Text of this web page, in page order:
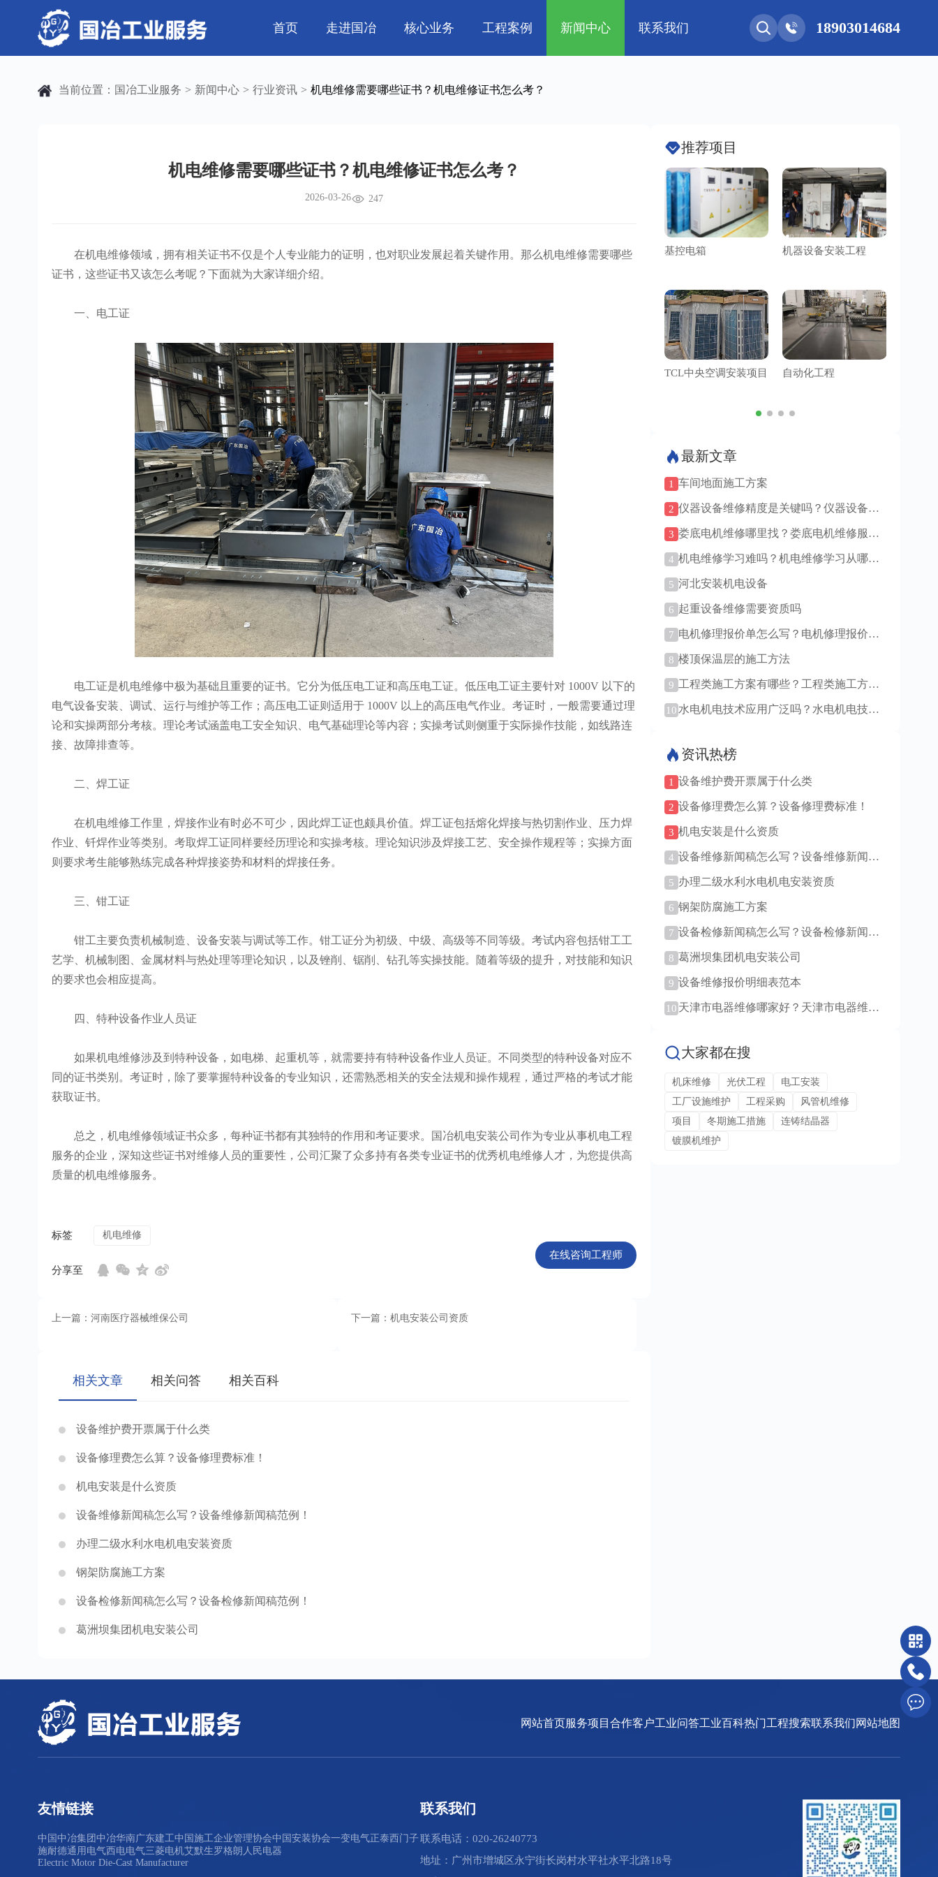
首页 走进国冶
公司简介 发展历程 企业文化 资质荣誉
核心业务
电气工程 钢结构工程 管道工程 环保工程
工程案例
芯片 • 半导体 人工智能 • 机器人 航天 • 低空
新闻中心
公司动态 行业资讯 工程技巧 机电知识
联系我们 18903014684
当前位置： 国冶工业服务 > 新闻中心 > 行业资讯 > 机电维修需要哪些证书？机电维修证书怎么考？
机电维修需要哪些证书？机电维修证书怎么考？
2026-03-26 247
在机电维修领域，拥有相关证书不仅是个人专业能力的证明，也对职业发展起着关键作用。那么机电维修需要哪些
证书，这些证书又该怎么考呢？下面就为大家详细介绍。
一、电工证
电工证是机电维修中极为基础且重要的证书。它分为低压电工证和高压电工证。低压电工证主要针对 1000V 以下的
电气设备安装、调试、运行与维护等工作；高压电工证则适用于 1000V 以上的高压电气作业。考证时，一般需要通过理
论和实操两部分考核。理论考试涵盖电工安全知识、电气基础理论等内容；实操考试则侧重于实际操作技能，如线路连
接、故障排查等。
二、焊工证
在机电维修工作里，焊接作业有时必不可少，因此焊工证也颇具价值。焊工证包括熔化焊接与热切割作业、压力焊
作业、钎焊作业等类别。考取焊工证同样要经历理论和实操考核。理论知识涉及焊接工艺、安全操作规程等；实操方面
则要求考生能够熟练完成各种焊接姿势和材料的焊接任务。
三、钳工证
钳工主要负责机械制造、设备安装与调试等工作。钳工证分为初级、中级、高级等不同等级。考试内容包括钳工工
艺学、机械制图、金属材料与热处理等理论知识，以及锉削、锯削、钻孔等实操技能。随着等级的提升，对技能和知识
的要求也会相应提高。
四、特种设备作业人员证
如果机电维修涉及到特种设备，如电梯、起重机等，就需要持有特种设备作业人员证。不同类型的特种设备对应不
同的证书类别。考证时，除了要掌握特种设备的专业知识，还需熟悉相关的安全法规和操作规程，通过严格的考试才能
获取证书。
总之，机电维修领域证书众多，每种证书都有其独特的作用和考证要求。国冶机电安装公司作为专业从事机电工程
服务的企业，深知这些证书对维修人员的重要性，公司汇聚了众多持有各类专业证书的优秀机电维修人才，为您提供高
质量的机电维修服务。
标签 机电维修
分享至
在线咨询工程师
上一篇：河南医疗器械维保公司 下一篇：机电安装公司资质
相关文章 相关问答 相关百科
设备维护费开票属于什么类
设备修理费怎么算？设备修理费标准！
机电安装是什么资质
设备维修新闻稿怎么写？设备维修新闻稿范例！
办理二级水利水电机电安装资质
钢架防腐施工方案
设备检修新闻稿怎么写？设备检修新闻稿范例！
葛洲坝集团机电安装公司
推荐项目
基控电箱
TCL中央空调安装项目
机器设备安装工程
自动化工程
最新文章
1 车间地面施工方案
2 仪器设备维修精度是关键吗？仪器设备维
3 娄底电机维修哪里找？娄底电机维修服
4 机电维修学习难吗？机电维修学习从哪里
5 河北安装机电设备
6 起重设备维修需要资质吗
7 电机修理报价单怎么写？电机修理报价单
8 楼顶保温层的施工方法
9 工程类施工方案有哪些？工程类施工方案
10 水电机电技术应用广泛吗？水电机电技术
资讯热榜
1 设备维护费开票属于什么类
2 设备修理费怎么算？设备修理费标准！
3 机电安装是什么资质
4 设备维修新闻稿怎么写？设备维修新闻稿
5 办理二级水利水电机电安装资质
6 钢架防腐施工方案
7 设备检修新闻稿怎么写？设备检修新闻稿
8 葛洲坝集团机电安装公司
9 设备维修报价明细表范本
10 天津市电器维修哪家好？天津市电器维修
大家都在搜
机床维修 光伏工程
电工安装
工厂设施维护
工程采购
风管机维修
项目
冬期施工措施
连铸结晶器
镀膜机维护
网站首页服务项目合作客户工业问答工业百科热门工程搜索联系我们网站地图
友情链接
中国中冶集团 中冶华南广东建工中国施工企业管理协会中国安装协会一变电气正泰西门子
施耐德通用电气西电电气三菱电机艾默生罗格朗 人民电器
Electric Motor Die-Cast Manufacturer
联系我们
联系电话：020-26240773
地址：广州市增城区永宁街长岗村水平社水平北路18号